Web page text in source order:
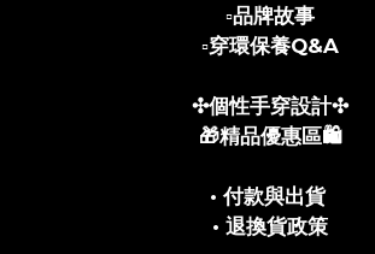
▫️品牌故事
▫️穿環保養Q&A
✣個性手穿設計✣
🎁精品優惠區🛍️
• 付款與出貨
• 退換貨政策